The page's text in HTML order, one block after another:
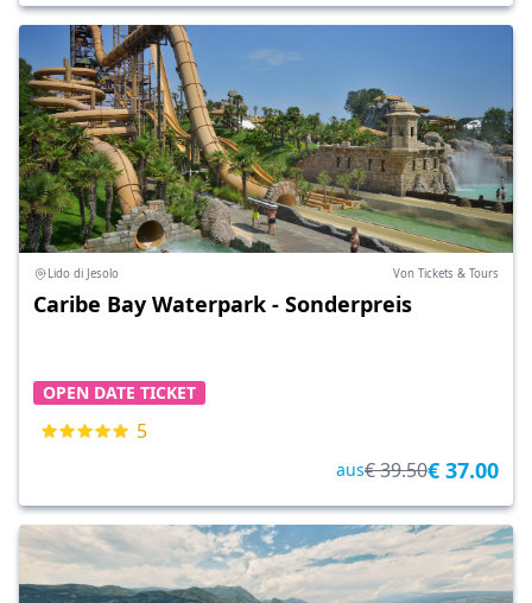
Lido di Jesolo Von Tickets & Tours
Caribe Bay Waterpark - Sonderpreis
OPEN DATE TICKET
5
aus€ 39.50€ 37.00